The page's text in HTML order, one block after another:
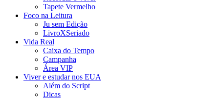
Tapete Vermelho
Foco na Leitura
Ju sem Edição
LivroXSeriado
Vida Real
Caixa do Tempo
Campanha
Área VIP
Viver e estudar nos EUA
Além do Script
Dicas